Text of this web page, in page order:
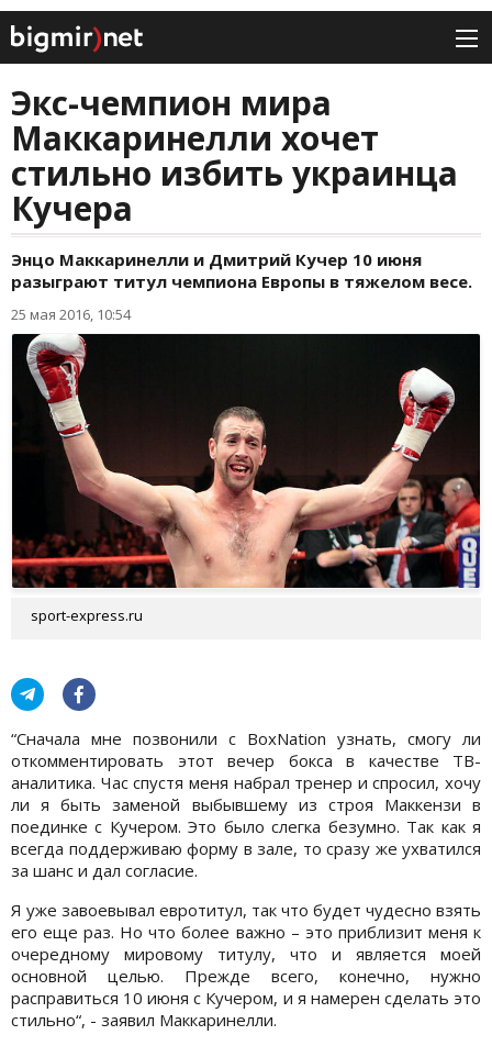
Экс-чемпион мира
Маккаринелли хочет
стильно избить украинца
Кучера
Энцо Маккаринелли и Дмитрий Кучер 10 июня
разыграют титул чемпиона Европы в тяжелом весе.
25 мая 2016, 10:54
sport-express.ru
“Сначала мне позвонили с BoxNation узнать, смогу ли
откомментировать этот вечер бокса в качестве ТВ-
аналитика. Час спустя меня набрал тренер и спросил, хочу
ли я быть заменой выбывшему из строя Маккензи в
поединке с Кучером. Это было слегка безумно. Так как я
всегда поддерживаю форму в зале, то сразу же ухватился
за шанс и дал согласие.
Я уже завоевывал евротитул, так что будет чудесно взять
его еще раз. Но что более важно – это приблизит меня к
очередному мировому титулу, что и является моей
основной целью. Прежде всего, конечно, нужно
расправиться 10 июня с Кучером, и я намерен сделать это
стильно“, - заявил Маккаринелли.